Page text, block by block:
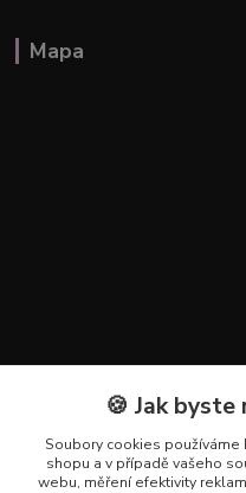
Mapa
Kontakty
+420 602 223 614
🍪 Jak byste
Soubory cookies
shopu a v případě vašeho
webu, měření efektivity